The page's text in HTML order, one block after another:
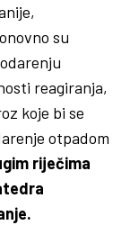
su
reagiranja,
koje bi se
otpadom
riječima